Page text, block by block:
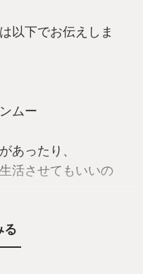
以下でお伝えしま
ムー
あったり、
活させてもいいの
ちらでもよいです。
る